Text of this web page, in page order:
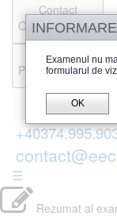
Contact
Offline si Online
Recenzii
Parerea publicului
☰
Rezumat al
INFORMARE
Examenul nu
formularul de
OK